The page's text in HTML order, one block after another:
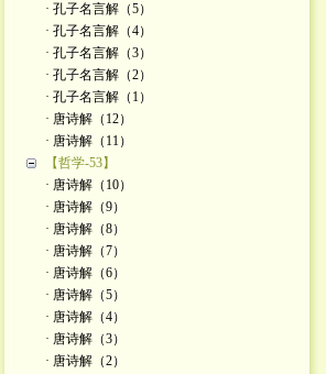
· 孔子名言解（5）
· 孔子名言解（4）
· 孔子名言解（3）
· 孔子名言解（2）
· 孔子名言解（1）
· 唐诗解（12）
· 唐诗解（11）
【哲学-53】
· 唐诗解（10）
· 唐诗解（9）
· 唐诗解（8）
· 唐诗解（7）
· 唐诗解（6）
· 唐诗解（5）
· 唐诗解（4）
· 唐诗解（3）
· 唐诗解（2）